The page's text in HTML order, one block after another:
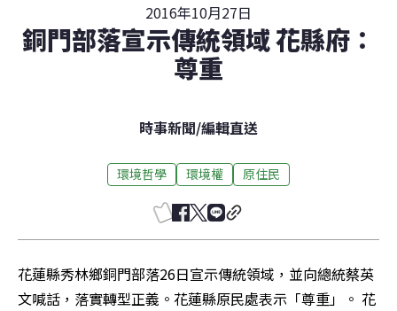
2016年10月27日
銅門部落宣示傳統領域 花縣府：
尊重
時事新聞/編輯直送
環境哲學 環境權 原住民
花蓮縣秀林鄉銅門部落26日宣示傳統領域，並向總統蔡英
文喊話，落實轉型正義。花蓮縣原民處表示「尊重」。 花